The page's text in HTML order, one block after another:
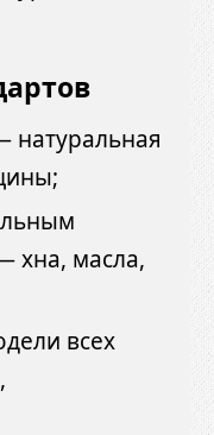
натуральная
хна, масла,
всех